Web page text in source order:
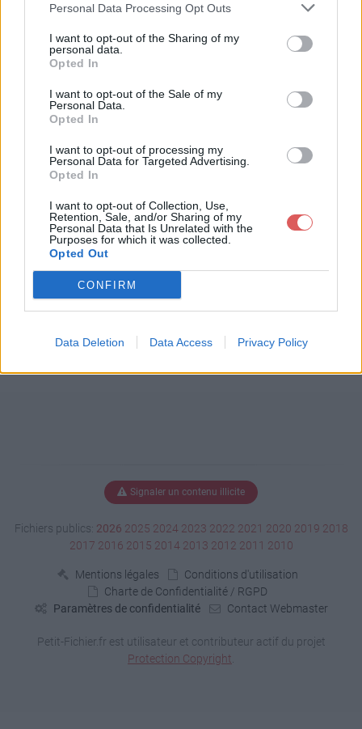
Personal Data Processing Opt Outs
I want to opt-out of the Sharing of my
personal data.
Opted In
I want to opt-out of the Sale of my
Personal Data.
Opted In
I want to opt-out of processing my
Personal Data for Targeted Advertising.
Opted In
I want to opt-out of Collection, Use,
Retention, Sale, and/or Sharing of my
Personal Data that Is Unrelated with the
Purposes for which it was collected.
Opted Out
CONFIRM
Data Deletion Data Access Privacy Policy
Télécharger le fichier NRBC - Co
mplet + Scheme - corectat - pre
view (2) (1).pdf
Télécharger NRBC - Complet + Sc
heme - corectat - preview (2) (1).p
df
Signaler un contenu illicite
Fichiers publics: 2026 2025 2024 2023 2022 2021 2020 2019 2018
2017 2016 2015 2014 2013 2012 2011 2010
Mentions légales
Conditions d'utilisation
Charte de Confidentialité / RGPD
Paramètres de confidentialité
Contact Webmaster
Petit-Fichier.fr est utilisateur et contributeur actif du projet
Protection Copyright